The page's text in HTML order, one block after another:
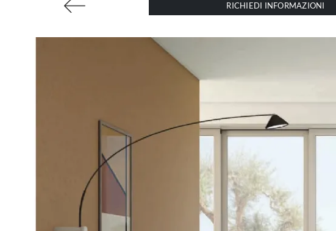
RICHIEDI INFORMAZIONI